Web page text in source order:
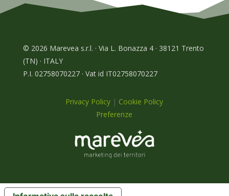
© 2026 Marevea s.r.l. · Via L. Bonazza 4 · 38121 Trento
(TN) · ITALY
P.I. 02758070227 · Vat id IT02758070227
Privacy Policy | Cookie Policy
Preferenze